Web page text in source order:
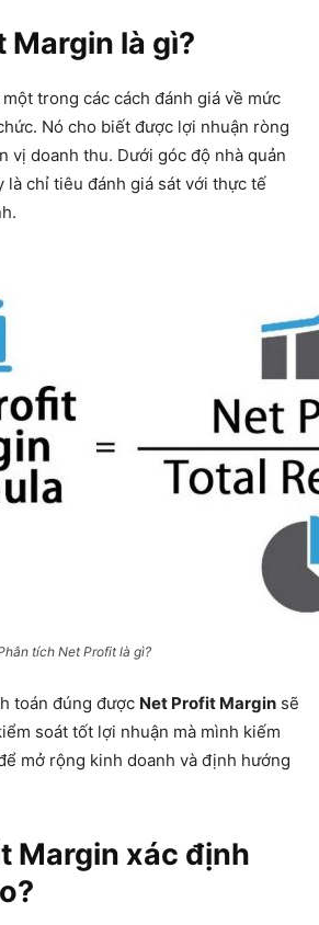
Margin là gì?
một trong các cách đánh giá về mức
Nó cho biết được lợi nhuận ròng
vị doanh thu. Dưới góc độ nhà quản
là chỉ tiêu đánh giá sát với thực tế
tích Net Profit là gì?
toán đúng được Net Profit Margin sẽ
soát tốt lợi nhuận mà mình kiếm
mở rộng kinh doanh và định hướng
Margin xác định